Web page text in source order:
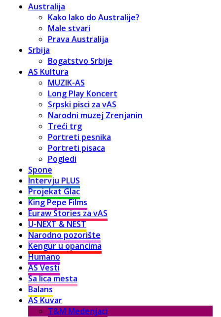
Australija
Kako lako do Australije?
Male stvari
Prava Australija
Srbija
Bogatstvo Srbije
AS Kultura
MUZIK-AS
Long Play Koncert
Srpski pisci za vAS
Narodni muzej Zrenjanin
Treći trg
Portreti pesnika
Portreti pisaca
Pogledi
Spone
Intervju PLUS
Projekat Glac
King Pepe Films
Euraw Stories za vAS
U-NEXT & NEST
Narodno pozorište
Kengur u opancima
Humano
AS Vesti
Sa lica mesta
Balans
AS Kuvar
T&M Medenjaci